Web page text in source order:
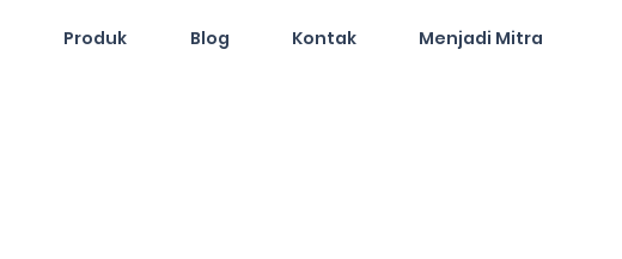
Produk Blog Kontak Menjadi Mitra